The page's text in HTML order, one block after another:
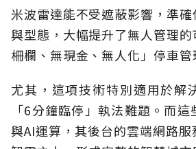
米波雷達能不受遮蔽影響，準
與型態，大幅提升了無人管理
柵欄、無現金、無人化」停車管
尤其，這項技術特別適用於解
「6分鐘臨停」執法難題。而
與AI運算，其後台的雲端網路